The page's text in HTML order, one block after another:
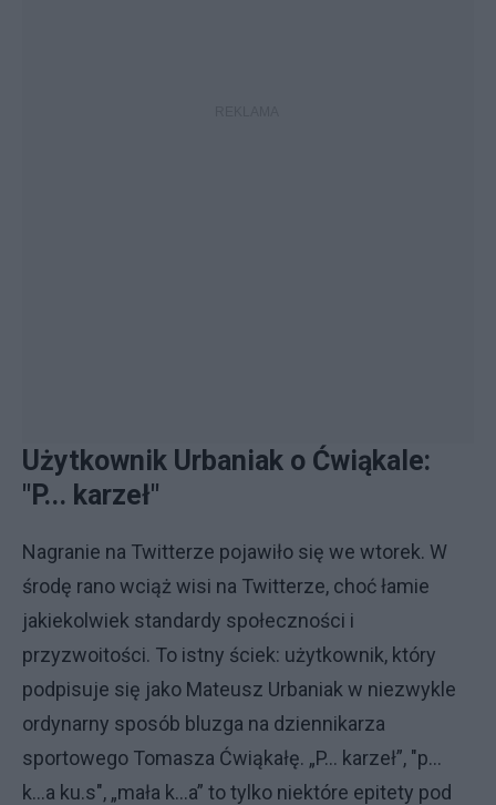
Użytkownik Urbaniak o Ćwiąkale:
"P... karzeł"
Nagranie na Twitterze pojawiło się we wtorek. W
środę rano wciąż wisi na Twitterze, choć łamie
jakiekolwiek standardy społeczności i
przyzwoitości. To istny ściek: użytkownik, który
podpisuje się jako Mateusz Urbaniak w niezwykle
ordynarny sposób bluzga na dziennikarza
sportowego Tomasza Ćwiąkałę. „P... karzeł”, "p...
k...a ku.s", „mała k...a” to tylko niektóre epitety pod